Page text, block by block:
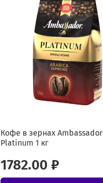
Кофе в зернах Ambassador
Platinum 1 кг
1782.00 ₽